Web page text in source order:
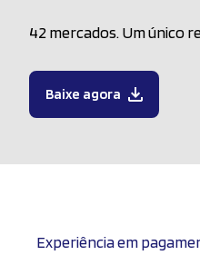
42 mercados. Um único
Baixe agora
Experiência em